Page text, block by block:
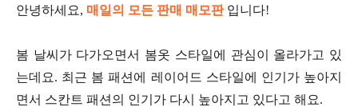
안녕하세요, 매일의 모든 판매 매모판 입니다!
봄 날씨가 다가오면서 봄옷 스타일에 관심이 올라가고 있
는데요. 최근 봄 패션에 레이어드 스타일에 인기가 높아지
면서 스칸트 패션의 인기가 다시 높아지고 있다고 해요.